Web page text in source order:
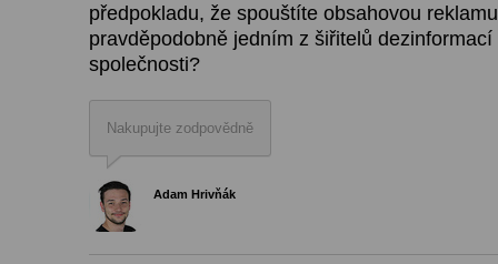
předpokladu, že spouštíte obsahovou
pravděpodobně jedním z šiřitelů
společnosti?
Nakupujte zodpovědně
Adam Hrivňák